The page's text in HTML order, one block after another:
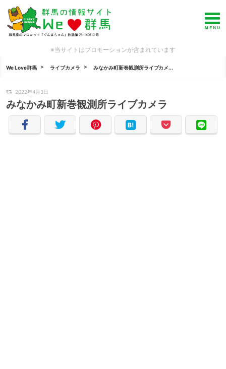
※当サイトはプロモーションが含まれています
We Love群馬 ライブカメラ みなかみ町新巻観測所ライブカメ...
2022年4月3日
みなかみ町新巻観測所ライブカメラ